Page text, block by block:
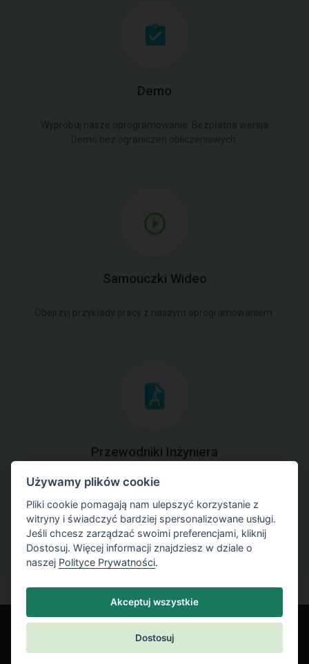
Demo
Wypróbuj nasze oprogramowanie. Bezpłatna wersja
Demo bez ograniczeń obliczeniowych.
Samouczki Wideo
Obejrzyj przykłady pracy z naszym oprogramowaniem.
Przewodniki Inżyniera
Zapoznaj się z przykładami rozwiązań zadań
geotechnicznych z zastosowaniem programów GEO5.
Używamy plików cookie
Pliki cookie pomagają nam ulepszyć korzystanie z
witryny i świadczyć bardziej spersonalizowane usługi.
Jeśli chcesz zarządzać swoimi preferencjami, kliknij
Dostosuj. Więcej informacji znajdziesz w dziale o
naszej Polityce Prywatności.
Akceptuj wszystkie
Dostosuj